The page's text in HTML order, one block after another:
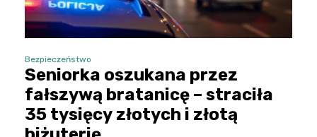
Bezpieczeństwo
Seniorka oszukana przez
fałszywą bratanicę – straciła
35 tysięcy złotych i złotą